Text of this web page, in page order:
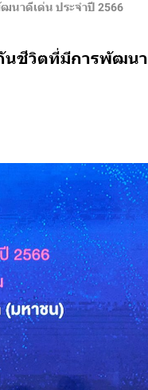
นาดีเด่น ประจำปี 2566
กันชีวิตที่มีการพัฒนา